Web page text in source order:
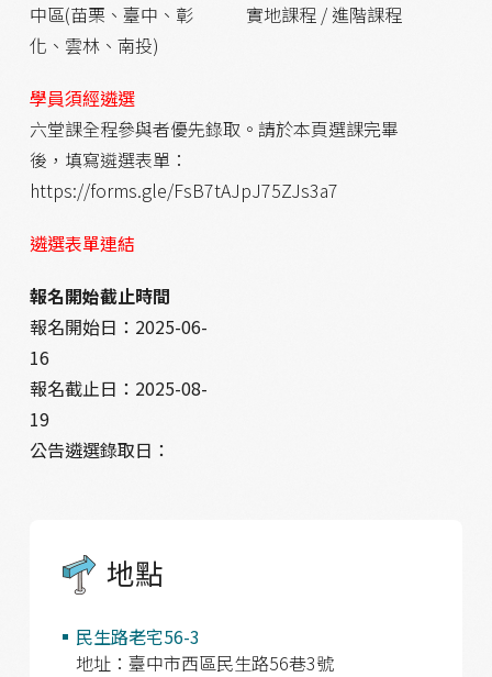
中區(苗栗、臺中、彰
化、雲林、南投)
實地課程 / 進階課程
學員須經遴選
六堂課全程參與者優先錄取。請於本頁選課完畢
後，填寫遴選表單：
https://forms.gle/FsB7tAJpJ75ZJs3a7
遴選表單連結
報名開始截止時間
報名開始日： 2025-06-
16
報名截止日： 2025-08-
19
公告遴選錄取日：
地點
民生路老宅56-3
地址：臺中市西區民生路56巷3號